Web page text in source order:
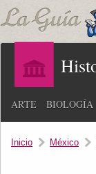
ARTE BIOLOGÍA
Inicio México